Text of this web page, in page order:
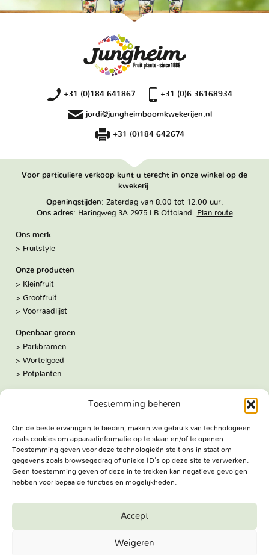
Toestemming beheren
Om de beste ervaringen te bieden, maken we gebruik van technologieën
zoals cookies om apparaatinformatie op te slaan en/of te openen.
Toestemming geven voor deze technologieën stelt ons in staat om
gegevens zoals browsegedrag of unieke ID's op deze site te verwerken.
Geen toestemming geven of deze in te trekken kan negatieve gevolgen
hebben voor bepaalde functies en mogelijkheden.
Accept
Weigeren
+31 (0)184 641867 +31 (0)6 36168934
jordi@jungheimboomkwekerijen.nl
+31 (0)184 642674
Voor particuliere verkoop kunt u terecht in onze winkel op de
kwekerij.
Openingstijden: Zaterdag van 8.00 tot 12.00 uur.
Ons adres: Haringweg 3A 2975 LB Ottoland. Plan route
Ons merk
Fruitstyle
Onze producten
Kleinfruit
Grootfruit
Voorraadlijst
Openbaar groen
Parkbramen
Wortelgoed
Potplanten
Volg ons:
Facebook
Bezoekadres
Haringweg 3A
2975 LB Ottoland
Reserved.